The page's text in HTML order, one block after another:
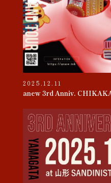
2025.12.11
anew 3rd Anniv.